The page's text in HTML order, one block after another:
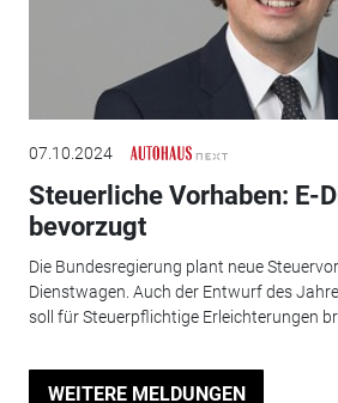
07.10.2024
Steuerliche Vorhaben: E-
bevorzugt
Die Bundesregierung plant neue
Dienstwagen. Auch der Entwurf des
soll für Steuerpflichtige Erleichterungen
WEITERE MELDUNGEN